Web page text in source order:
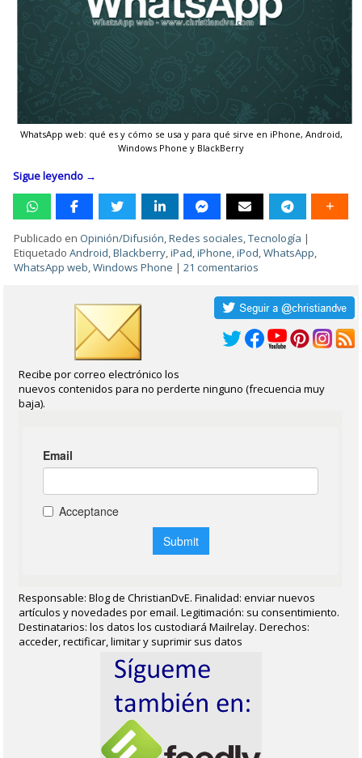
WhatsApp web: qué es y cómo se usa y para qué sirve en iPhone, Android,
Windows Phone y BlackBerry
Sigue leyendo →
Publicado en Opinión/Difusión,Redes sociales,Tecnología |
Etiquetado Android,Blackberry,iPad,iPhone,iPod,WhatsApp,
WhatsApp web,Windows Phone |21 comentarios
Recibe por correo electrónico los
nuevos contenidos para no perderte ninguno (frecuencia muy
baja).
Responsable: Blog de ChristianDvE. Finalidad: enviar nuevos
artículos y novedades por email. Legitimación: su consentimiento.
Destinatarios: los datos los custodiará Mailrelay. Derechos:
acceder, rectificar, limitar y suprimir sus datos